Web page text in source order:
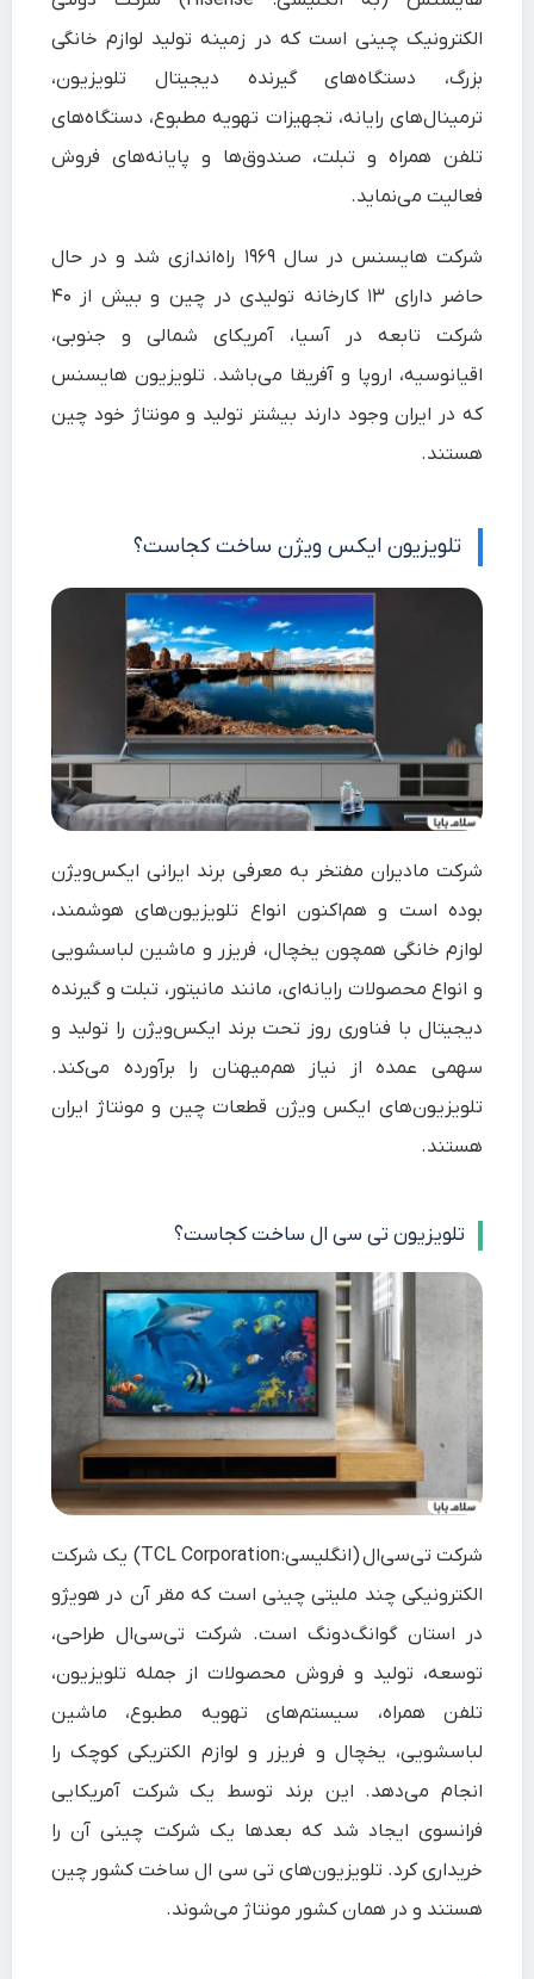
الکترونیک چینی است که در زمینه تولید لوازم خانگی
بزرگ، دستگاه‌های گیرنده دیجیتال تلویزیون،
ترمینال‌های رایانه، تجهیزات تهویه مطبوع، دستگاه‌های
تلفن همراه و تبلت، صندوق‌ها و پایانه‌های فروش
فعالیت می‌نماید.
شرکت هایسنس در سال ۱۹۶۹ راه‌اندازی شد و در حال
حاضر دارای ۱۳ کارخانه تولیدی در چین و بیش از ۴۰
شرکت تابعه در آسیا، آمریکای شمالی و جنوبی،
اقیانوسیه، اروپا و آفریقا می‌باشد. تلویزیون هایسنس
که در ایران وجود دارند بیشتر تولید و مونتاژ خود چین
هستند.
تلویزیون ایکس ویژن ساخت کجاست؟
شرکت مادیران مفتخر به معرفی برند ایرانی ایکس‌ویژن
بوده است و هم‌اکنون انواع تلویزیون‌های هوشمند،
لوازم خانگی همچون یخچال، فریزر و ماشین لباسشویی
و انواع محصولات رایانه‌ای، مانند مانیتور، تبلت و گیرنده
دیجیتال با فناوری روز تحت برند ایکس‌ویژن را تولید و
سهمی عمده از نیاز هم‌میهنان را برآورده می‌کند.
تلویزیون‌های ایکس ویژن قطعات چین و مونتاژ ایران
هستند.
تلویزیون تی سی ال ساخت کجاست؟
شرکت تی‌سی‌ال(انگلیسی:TCL Corporation) یک شرکت
الکترونیکی چند ملیتی چینی است که مقر آن در هویژو
در استان گوانگ‌دونگ است. شرکت تی‌سی‌ال طراحی،
توسعه، تولید و فروش محصولات از جمله تلویزیون،
تلفن همراه، سیستم‌های تهویه مطبوع، ماشین
لباسشویی، یخچال و فریزر و لوازم الکتریکی کوچک را
انجام می‌دهد. این برند توسط یک شرکت آمریکایی
فرانسوی ایجاد شد که بعدها یک شرکت چینی آن را
خریداری کرد. تلویزیون‌های تی سی ال ساخت کشور چین
هستند و در همان کشور مونتاژ می‌شوند.